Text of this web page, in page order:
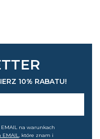
10% RABATU!
na warunkach
EMAIL, które znam i